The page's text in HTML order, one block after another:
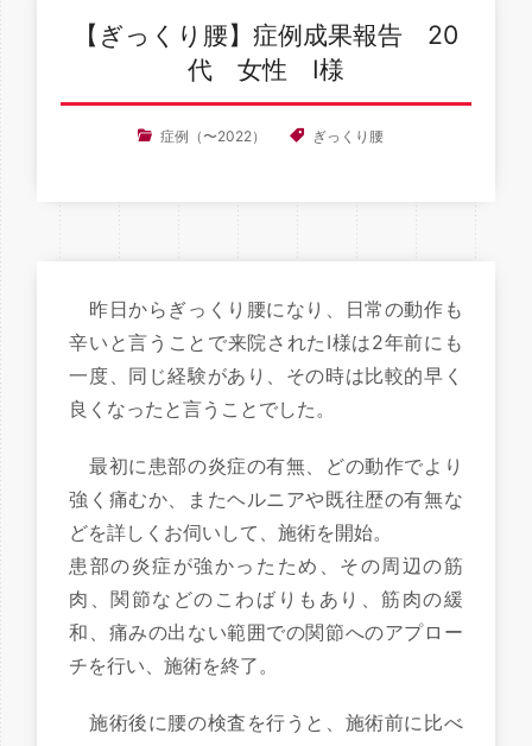
【ぎっくり腰】症例成果報告 20
代 女性 I様
症例（〜2022） ぎっくり腰
昨日からぎっくり腰になり、日常の動作も
辛いと言うことで来院されたI様は2年前にも
一度、同じ経験があり、その時は比較的早く
良くなったと言うことでした。
最初に患部の炎症の有無、どの動作でより
強く痛むか、またヘルニアや既往歴の有無な
どを詳しくお伺いして、施術を開始。
患部の炎症が強かったため、その周辺の筋
肉、関節などのこわばりもあり、筋肉の緩
和、痛みの出ない範囲での関節へのアプロー
チを行い、施術を終了。
施術後に腰の検査を行うと、施術前に比べ